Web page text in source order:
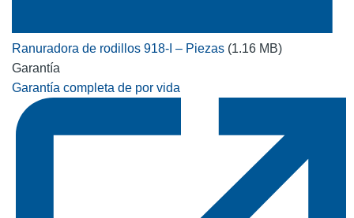
Ranuradora de rodillos 918-I – Piezas (1.16 MB)
Garantía
Garantía completa de por vida